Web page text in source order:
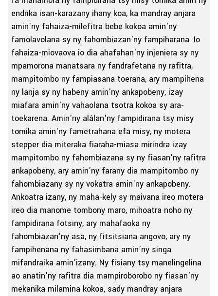
endrika isan-karazany ihany koa, ka mandray anjara
amin'ny fahaiza-milefitra bebe kokoa amin'ny
famolavolana sy ny fahombiazan'ny fampiharana. Io
fahaiza-miovaova io dia ahafahan'ny injeniera sy ny
mpamorona manatsara ny fandrafetana ny rafitra,
mampitombo ny fampiasana toerana, ary mampihena
ny lanja sy ny habeny amin'ny ankapobeny, izay
miafara amin'ny vahaolana tsotra kokoa sy ara-
toekarena. Amin'ny alàlan'ny fampidirana tsy misy
tomika amin'ny fametrahana efa misy, ny motera
stepper dia miteraka fiaraha-miasa mirindra izay
mampitombo ny fahombiazana sy ny fiasan'ny rafitra
ankapobeny, ary amin'ny farany dia mampitombo ny
fahombiazany sy ny vokatra amin'ny ankapobeny.
Ankoatra izany, ny maha-kely sy maivana ireo motera
ireo dia manome tombony maro, mihoatra noho ny
fampidirana fotsiny, ary mahafaoka ny
fahombiazan'ny asa, ny fitsitsiana angovo, ary ny
fampihenana ny fahasimbana amin'ny singa
mifandraika amin'izany. Ny fisiany tsy manelingelina
ao anatin'ny rafitra dia mampiroborobo ny fiasan'ny
mekanika milamina kokoa, sady mandray anjara